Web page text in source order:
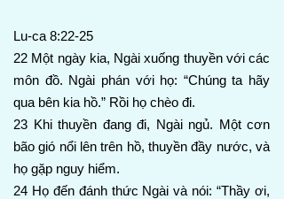
Lu-ca 8:22-25
22 Một ngày kia, Ngài xuống thuyền với các
môn đồ. Ngài phán với họ: “Chúng ta hãy
qua bên kia hồ.” Rồi họ chèo đi.
23 Khi thuyền đang đi, Ngài ngủ. Một cơn
bão gió nổi lên trên hồ, thuyền đầy nước, và
họ gặp nguy hiểm.
24 Họ đến đánh thức Ngài và nói: “Thầy ơi,